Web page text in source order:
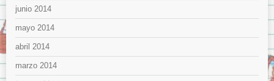
junio 2014
mayo 2014
abril 2014
marzo 2014